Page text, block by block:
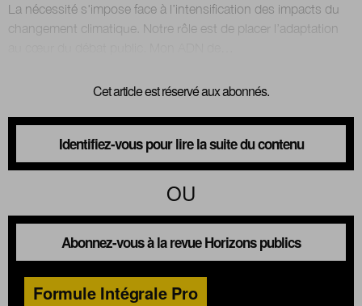
La nécessité s'impose face à l’intensification des impacts du
changement climatique. Notre rôle est de placer l’adaptation
Cet article est réservé aux abonnés.
Identifiez-vous pour lire la suite du contenu
OU
Abonnez-vous à la revue Horizons publics
Formule Intégrale Pro